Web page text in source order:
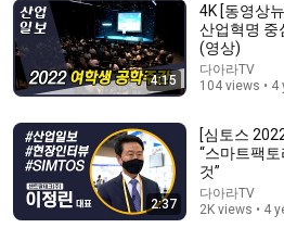
4:15
4K [동영상
산업혁명 중
(영상)
다아라TV
104 views • 4
2:37
[심토스
“스마트팩
것”
다아라TV
2K views • 4